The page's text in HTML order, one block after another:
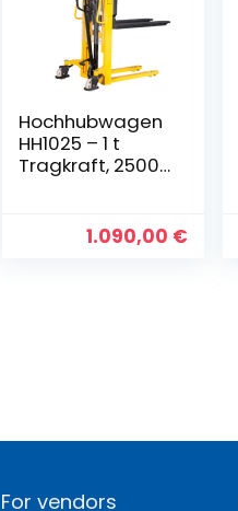
Hochhubwagen
HH1025 – 1 t
Tragkraft, 2500
1.090,00 €
For vendors